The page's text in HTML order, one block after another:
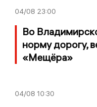
04/08 23:00
Во
норму дорогу,
«Мещёра»
04/08 10:30